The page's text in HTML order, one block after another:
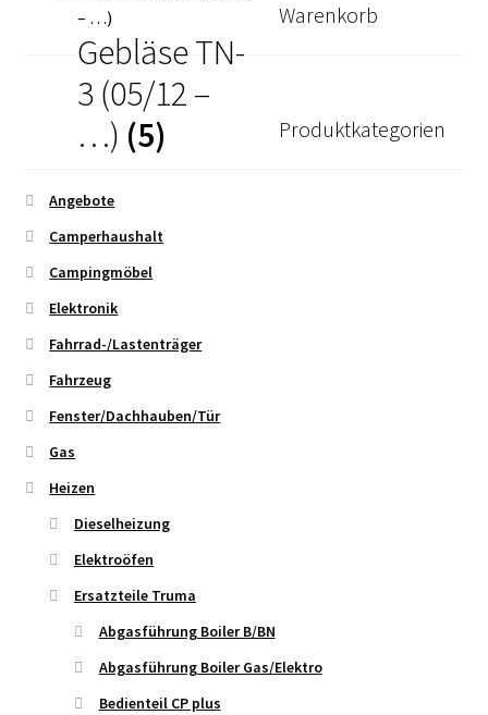
Mein Konto
Mein Konto
Vertrag widerrufen
Gebläse TN-
3 (05/12 –
…) (5)
Warenkorb
Produktkategorien
Angebote
Camperhaushalt
Campingmöbel
Elektronik
Fahrrad-/Lastenträger
Fahrzeug
Fenster/Dachhauben/Tür
Gas
Heizen
Dieselheizung
Elektroöfen
Ersatzteile Truma
Abgasführung Boiler B/BN
Abgasführung Boiler Gas/Elektro
Bedienteil CP plus